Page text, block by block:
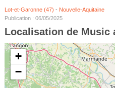
Lot-et-Garonne (47) - Nouvelle-Aquitaine
Publication : 06/05/2025
Localisation de Music
+
−